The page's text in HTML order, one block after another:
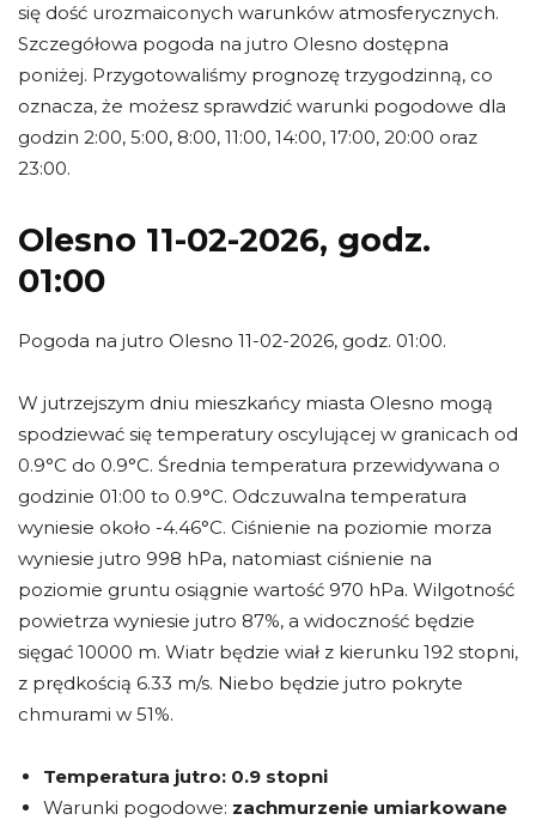
się dość urozmaiconych warunków atmosferycznych.
Szczegółowa pogoda na jutro Olesno dostępna
poniżej. Przygotowaliśmy prognozę trzygodzinną, co
oznacza, że możesz sprawdzić warunki pogodowe dla
godzin 2:00, 5:00, 8:00, 11:00, 14:00, 17:00, 20:00 oraz
23:00.
Olesno 11-02-2026, godz.
01:00
Pogoda na jutro Olesno 11-02-2026, godz. 01:00.
W jutrzejszym dniu mieszkańcy miasta Olesno mogą
spodziewać się temperatury oscylującej w granicach od
0.9°C do 0.9°C. Średnia temperatura przewidywana o
godzinie 01:00 to 0.9°C. Odczuwalna temperatura
wyniesie około -4.46°C. Ciśnienie na poziomie morza
wyniesie jutro 998 hPa, natomiast ciśnienie na
poziomie gruntu osiągnie wartość 970 hPa. Wilgotność
powietrza wyniesie jutro 87%, a widoczność będzie
sięgać 10000 m. Wiatr będzie wiał z kierunku 192 stopni,
z prędkością 6.33 m/s. Niebo będzie jutro pokryte
chmurami w 51%.
Temperatura jutro: 0.9 stopni
Warunki pogodowe: zachmurzenie umiarkowane